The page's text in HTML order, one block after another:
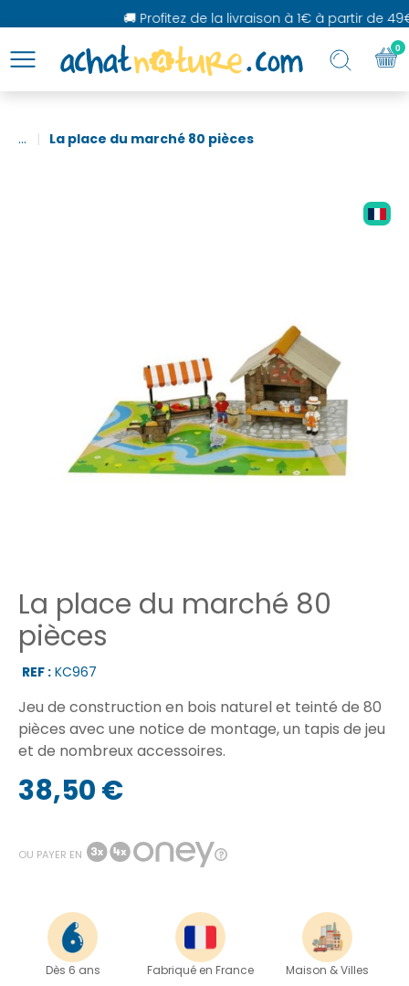
🚚 Profitez de la livraison à 1€ à partir de
... La place du marché 80 pièces
La place du marché 80
pièces
REF : KC967
Jeu de construction en bois naturel et teinté de 80
pièces avec une notice de montage, un tapis de jeu
et de nombreux accessoires.
38,50 €
OU PAYER EN
Dès 6 ans Fabriqué en France Maison & Villes
0